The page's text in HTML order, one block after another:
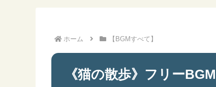
ホーム 【BGMすべて】
《猫の散歩》フリーBGM